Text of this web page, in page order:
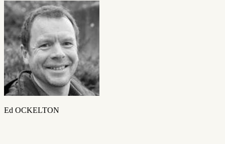
Ed OCKELTON